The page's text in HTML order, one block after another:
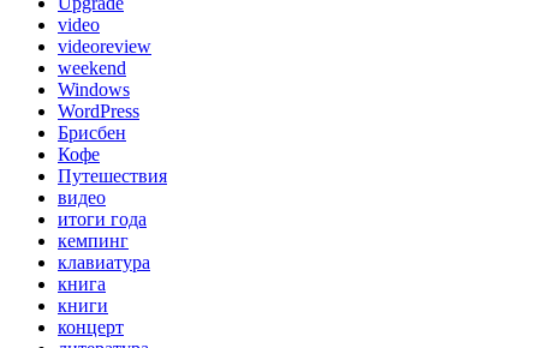
video
videoreview
weekend
Windows
WordPress
Брисбен
Кофе
Путешествия
видео
итоги года
кемпинг
клавиатура
книга
книги
концерт